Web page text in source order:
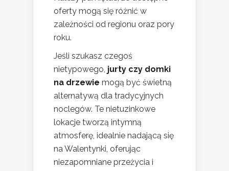
oferty mogą się różnić w
zależności od regionu oraz pory
roku.
Jeśli szukasz czegoś
nietypowego, jurty czy domki
na drzewie mogą być świetną
alternatywą dla tradycyjnych
noclegów. Te nietuzinkowe
lokacje tworzą intymną
atmosferę, idealnie nadającą się
na Walentynki, oferując
niezapomniane przeżycia i